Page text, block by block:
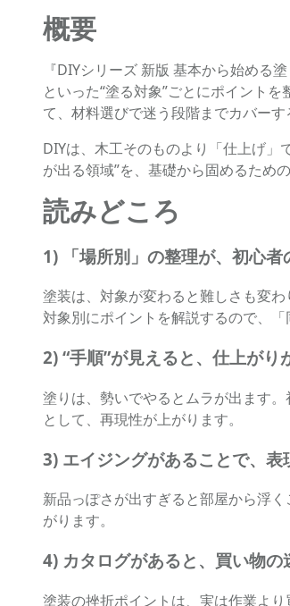
概要
『DIYシリーズ 新版 基本から始める
といった“塗る対象”ごとにポイント
て、材料選びで迷う段階までカバーす
DIYは、木工そのものより「仕上げ」
が出る領域”を、基礎から固めるための
読みどころ
1) 「場所別」の整理が、初心者
塗装は、対象が変わると難しさも変
対象別にポイントを解説するので、
2) “手順”が見えると、仕上がり
塗りは、勢いでやるとムラが出ます
として、再現性が上がります。
3) エイジングがあることで、表
新品っぽさが出すぎると部屋から浮
がります。
4) カタログがあると、買い物の
塗装の挫折ポイントは、実は作業よ